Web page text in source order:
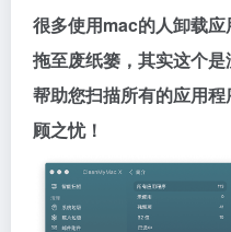
很多使用mac的人卸载
拖至废纸篓，其实这个
帮助您扫描所有的应用
顾之忧！